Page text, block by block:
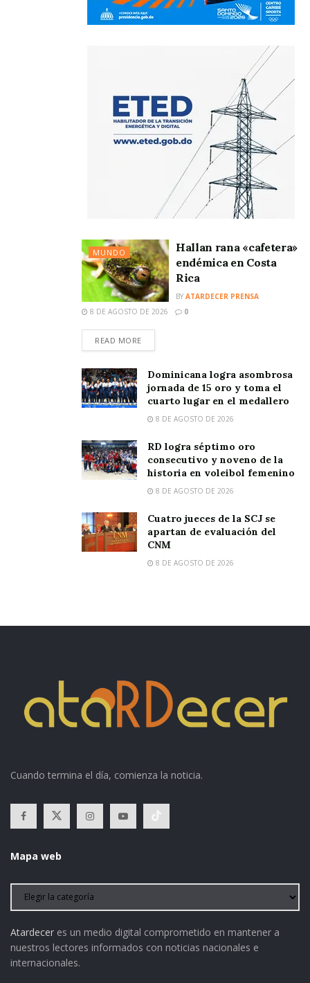
MUNDO
Hallan rana «cafetera»
endémica en Costa
Rica
BY ATARDECER PRENSA
8 DE AGOSTO DE 2026
0
READ MORE
Dominicana logra asombrosa
jornada de 15 oro y toma el
cuarto lugar en el medallero
8 DE AGOSTO DE 2026
RD logra séptimo oro
consecutivo y noveno de la
historia en voleibol femenino
8 DE AGOSTO DE 2026
Cuatro jueces de la SCJ se
apartan de evaluación del
CNM
8 DE AGOSTO DE 2026
Cuando termina el día, comienza la noticia.
Mapa web
Atardecer es un medio digital comprometido en mantener a
nuestros lectores informados con noticias nacionales e
internacionales.